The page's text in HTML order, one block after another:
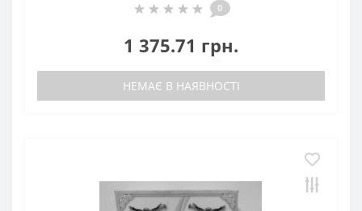
0
1 375.71 грн.
НЕМАЄ В НАЯВНОСТІ